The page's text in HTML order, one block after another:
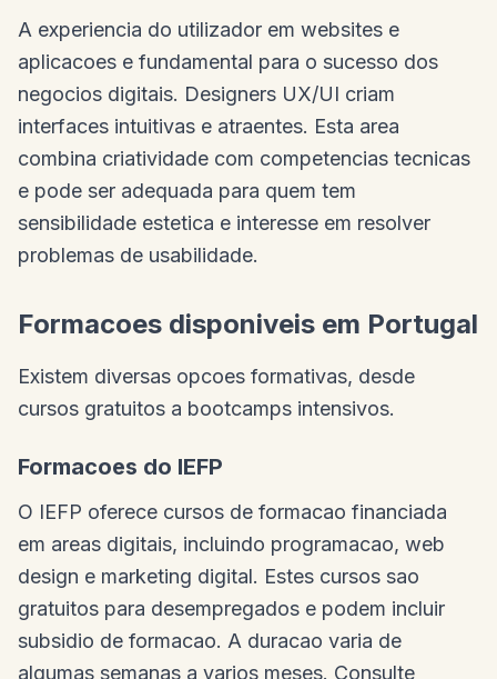
A experiencia do utilizador em websites e
aplicacoes e fundamental para o sucesso dos
negocios digitais. Designers UX/UI criam
interfaces intuitivas e atraentes. Esta area
combina criatividade com competencias tecnicas
e pode ser adequada para quem tem
sensibilidade estetica e interesse em resolver
problemas de usabilidade.
Formacoes disponiveis em Portugal
Existem diversas opcoes formativas, desde
cursos gratuitos a bootcamps intensivos.
Formacoes do IEFP
O IEFP oferece cursos de formacao financiada
em areas digitais, incluindo programacao, web
design e marketing digital. Estes cursos sao
gratuitos para desempregados e podem incluir
subsidio de formacao. A duracao varia de
algumas semanas a varios meses. Consulte